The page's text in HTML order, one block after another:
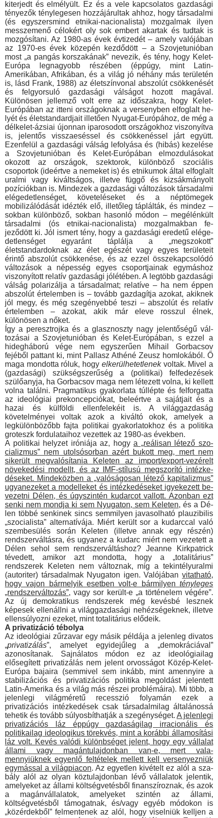
kiterjedt és elmélyült. Ez és a vele kapcsolatos gazdasági
té­nyezők ténylegesen hozzájárultak ahhoz, hogy társadalmi
(és egyszersmind etnikai-nacionalista) mozgalmak ilyen
messze­menő célokért oly sok embert akartak és tudtak is
mozgósítani. Az 1980-as évek évtizedét – amely valójában
az 1970-es évek közepén kezdődött – a Szovjetunióban
most „a pangás korsza­kának” nevezik, és tény, hogy Kelet-
Európa legnagyobb részé­ben (éppúgy, mint Latin-
Amerikában, Afrikában, és a világ jó néhány más területén
is, lásd Frank, 1988) az életszínvonal abszolút csökkenését
és felgyorsuló gazdasági válságot hozott magával.
Különösen jellemző volt erre az időszakra, hogy Ke­let-
Európában az itteni országoknak a versenyben elfoglalt he­
lyét és életstandardjait illetően Nyugat-Európához, de még a
délkelet-ázsiai újonnan iparosodott országokhoz viszonyítva
is, jelentős visszaeséssel és csökkenéssel járt együtt.
Ezenfelül a gazdasági válság lefolyása és (hibás) kezelése
a Szovjet­unióban és Kelet-Európában elmozdulásokat
okozott az orszá­gok, szektorok, különböző szociális
csoportok (ideértve a ne­meket is) és etnikumok által elfoglalt
uralmi vagy kiváltságos, illetve függő és kizsákmányolt
pozíciókban is. Mindezek a gaz­dasági változások társadalmi
elégedetlenséget, követeléseket és a néptömegek
mobilizálódását idézték elő, illetőleg táplálták, és mindez –
sokban különböző, sokban hasonló módon – meg­élénkült
társadalmi (ós etnikai-nacionalista) mozgalmakban fe­
jeződött ki. Jól ismert tény, hogy a gazdasági eredetű elége­
detlenséget egyaránt táplálja a „megszokott”
életstandardoknak az élet egészét vagy egyes területeit
érintő abszolút csökkené­se, és az ezzel összekapcsolódó
változások a népesség egyes csoportjainak egymáshoz
viszonyított relatív gazdasági jólété­ben. A legtöbb gazdasági
válság polarizálja a társadalmat; re­latíve – ha nem éppen
abszolút értelemben is – tovább gazda­gítja azokat, akiknek
jól megy, és még szegényebbé teszi – abszolút és relatív
értelemben – azokat, akik már eleve rosszul élnek,
különösen a nőket.
Így a peresztrojka és a glasznoszty nagy jelentőségű vál­
tozásai a Szovjetunióban és Kelet-Európában, s ezzel a
hideg­háború vége nem egyszerűen Mihail Gorbacsov
fejéből pattant ki, mint Pallasz Athéné Zeusz homlokából. Ő
maga mondotta róluk, hogy elkerülhetetlenekvoltak. Mivel a
(gazdasági) szük­ségszerűség a (politikai) felfedezések
szülőanyja, ha Gorbacsov maga nem létezett volna, ki kellett
volna találni. Pragmatikus gyakorlata túllépte és felforgatta
az ideológiai prekoncepciókat, beleértve a sajátjait és a
hazai és külföldi ellenfelekéit is. A világgazdaság
követelményei voltak azok a kiváltó okok, ame­lyek a
legkülönbözőbb fajta politikai gyakorlatokhoz és a politika
groteszk fordulataihoz vezettek az 1980-as években.
A politikai helyzet iróniája az, hogya „reálisan létező szo­
cializmus” nem utolsósorban azért bukott meg, mert nem
sikerült megvalósítania Keleten az import/export-vezérelt
növekedési modellt, és az IMF-stílusú megszorító intézke­
déseket. Mindeközben a „valóságosan létező kapitalizmus”
ugyanezeket a modelleket és intézkedéseket igyekezett be­
vezetni Délen, és úgyszintén kudarcot vallott. Azonban ezt
senki nem mondja ki sem Nyugaton, sem Keleten, és a Dé­
len többé senkinek sincs semmilyen javasolható plauzibilis
„szo­cialista” alternatívája. Miért került sor a kudarccal való
szembe­sülés során Keleten (illetve annak egy részén)
rendszerváltásra, és ugyanez a kudarc miért nem vezetett a
Délen sehol sem rendszerváltáshoz? Jeanne Kirkpatrick
tévedett, amikor azt mondotta, hogy a „totalitárius”
rendszerek Keleten nem változ­nak, míg a tekintélyuralmi
(autoriter) társadalmak Nyugaton igen. Valójában vitatható,
hogy vajon bármelyik esetben volt-e bármilyen tényleges
„rendszerváltozás”, vagy sor ke­rült-e „a történelem végére”.
Az új demokratikus rendszerek még kevésbé lesznek
képesek ellenállni a világgazdasági ne­hézségeknek, illetve
ellensúlyozni ezeket, mint totalitárius elődeik.
A privatizáció tébolya
Az ideológiai zűrzavar egy másik példája a jelenleg divatos
„pri­vatizálás”, amelyet egyidejűleg a „demokráciával”
azonosítanak. Sajnálatos módon ez az ideológiailag
elősegített privatizálás nem jelent orvosságot Közép-Kelet-
Európa bajaira (semmivel sem inkább, mint amennyire a
stabilizációs és privatizációs po­litika megoldást jelentett
Latin-Amerika és a világ más részei problémáira). Mi több, a
jelenlegi világméretű recesszió folya­mán ezek a
privatizációs intézkedések csak társadalmilag álta­lánossá
tehetik és tovább súlyosbíthatják a szegénységet. A jelenlegi
privatizációs láz éppúgy gazdaságilag irracionális és
politikailag ideologikus törekvés, mint a korábbi államo­sítási
láz volt. Kevés valódi különbséget jelent, hogy egy vállalat
állami vagy magántulajdonban van-e, mert vala­
mennyiüknek egyenlő feltételek mellett kell versenyezniük
egymással a világpiacon. Az egyetlen kivételt ez alól a sza­
bály alól az olyan köztulajdonban lévő vállalatok jelentik,
ame­lyeket az állami költségvetésből finanszíroznak, és azok
a ma­gánvállalatok, amelyeket szintén az állami,
költségvetésből tá­mogatnak, és/vagy egyéb módokon is
„közérdekből” felmentenek az alól, hogy viselniük kelljen a